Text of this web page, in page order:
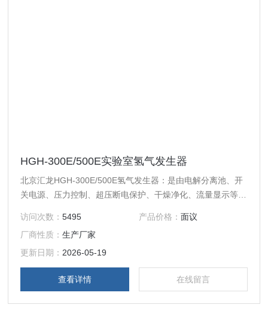
HGH-300E/500E实验室氢气发生器
北京汇龙HGH-300E/500E氢气发生器：是由电解分离池、开
关电源、压力控制、超压断电保护、干燥净化、流量显示等系
氢、排氧可同时进行，其电解面积大、池温低、性能好、纯度
更高之优点，是板式电解池的Z佳换代品。本仪器设有不返液
装置，可有效的确保仪器无返液现象。
访问次数：5495 产品价格： 面议
厂商性质：生产厂家
更新日期： 2026-05-19
查看详情 在线留言